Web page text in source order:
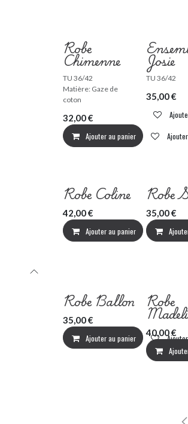
Robe
Chimenne
TU 36/42
Matière: Gaze de
coton
32,00€
Ajouter au panier
Josie
TU 36/42
35,00€
Robe Coline
42,00€
Ajouter au panier
Robe
35,00€
Robe Ballon
35,00€
Ajouter au panier
Robe
40,00€